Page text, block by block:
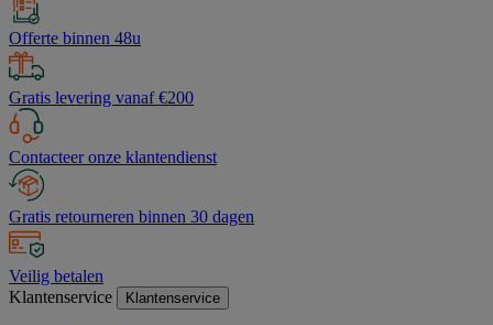
Offerte binnen 48u
Gratis levering vanaf €200
Contacteer onze klantendienst
Gratis retourneren binnen 30 dagen
Veilig betalen
Klantenservice
Klantenservice